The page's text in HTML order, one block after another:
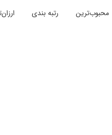
محبوب‌ترین رتبه بندی